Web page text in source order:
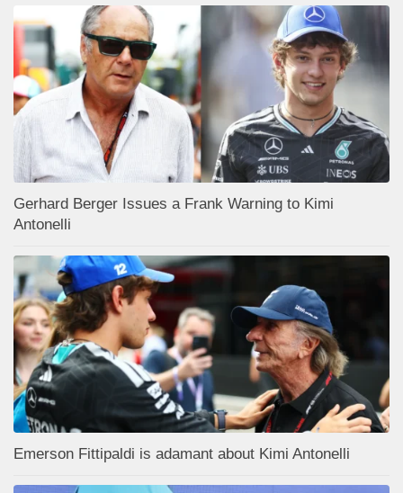
Gerhard Berger Issues a Frank Warning to Kimi
Antonelli
Emerson Fittipaldi is adamant about Kimi Antonelli